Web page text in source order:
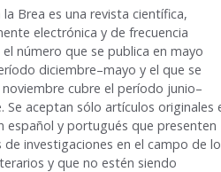
la Brea es una revista científica,
electrónica y de frecuencia
el número que se publica en mayo
diciembre–mayo y el que se
cubre el período junio–
Se aceptan sólo artículos originales
español y portugués que presenten
de investigaciones en el campo de
y que no estén siendo